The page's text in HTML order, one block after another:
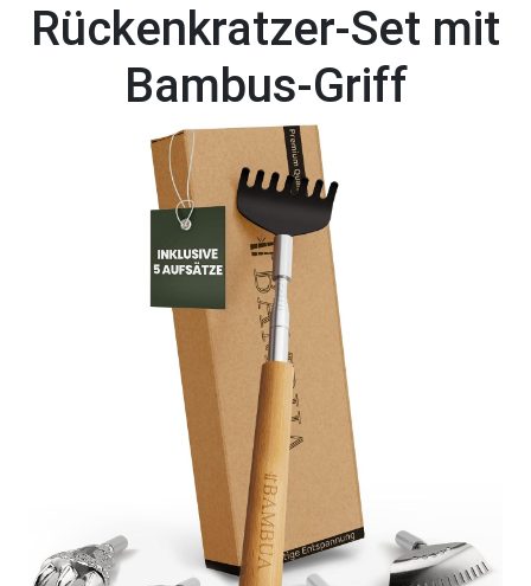
Rückenkratzer-Set mit
Bambus-Griff